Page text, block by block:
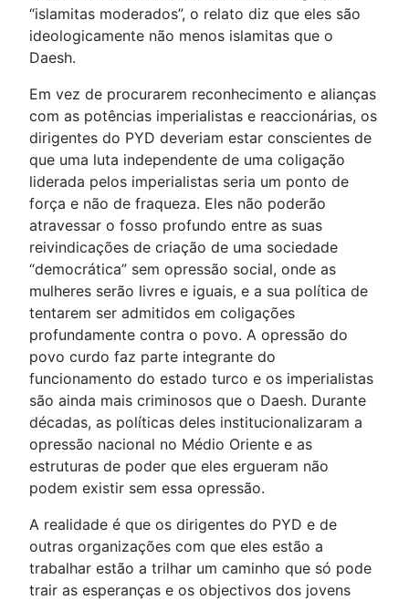
“islamitas moderados”, o relato diz que eles são
ideologicamente não menos islamitas que o
Daesh.
Em vez de procurarem reconhecimento e alianças
com as potências imperialistas e reaccionárias, os
dirigentes do PYD deveriam estar conscientes de
que uma luta independente de uma coligação
liderada pelos imperialistas seria um ponto de
força e não de fraqueza. Eles não poderão
atravessar o fosso profundo entre as suas
reivindicações de criação de uma sociedade
“democrática” sem opressão social, onde as
mulheres serão livres e iguais, e a sua política de
tentarem ser admitidos em coligações
profundamente contra o povo. A opressão do
povo curdo faz parte integrante do
funcionamento do estado turco e os imperialistas
são ainda mais criminosos que o Daesh. Durante
décadas, as políticas deles institucionalizaram a
opressão nacional no Médio Oriente e as
estruturas de poder que eles ergueram não
podem existir sem essa opressão.
A realidade é que os dirigentes do PYD e de
outras organizações com que eles estão a
trabalhar estão a trilhar um caminho que só pode
trair as esperanças e os objectivos dos jovens